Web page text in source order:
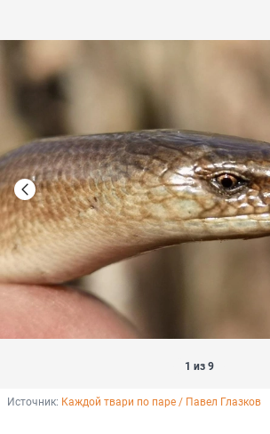
1 из 9
Источник: Каждой твари по паре / Павел Глазков